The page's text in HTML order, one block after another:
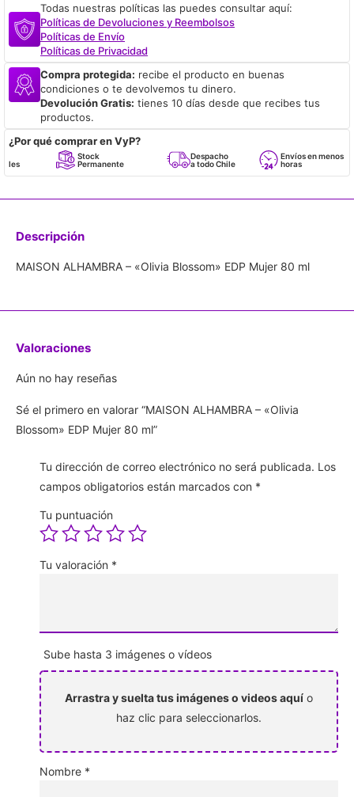
Todas nuestras políticas las puedes consultar aquí:
Políticas de Devoluciones y Reembolsos
Políticas de Envío
Políticas de Privacidad
Compra protegida: recibe el producto en buenas
condiciones o te devolvemos tu dinero.
Devolución Gratis: tienes 10 días desde que recibes tus
productos.
¿Por qué comprar en VyP?
Stock
Permanente
Despacho
a todo Chile
Envíos en menos de 24
horas
Descripción
MAISON ALHAMBRA – «Olivia Blossom» EDP Mujer 80 ml
Valoraciones
Aún no hay reseñas
Sé el primero en valorar “MAISON ALHAMBRA – «Olivia
Blossom» EDP Mujer 80 ml”
Tu dirección de correo electrónico no será publicada. Los
campos obligatorios están marcados con *
Tu puntuación
Tu valoración *
Sube hasta 3 imágenes o vídeos
Arrastra y suelta tus imágenes o videos aquí o
haz clic para seleccionarlos.
Nombre *